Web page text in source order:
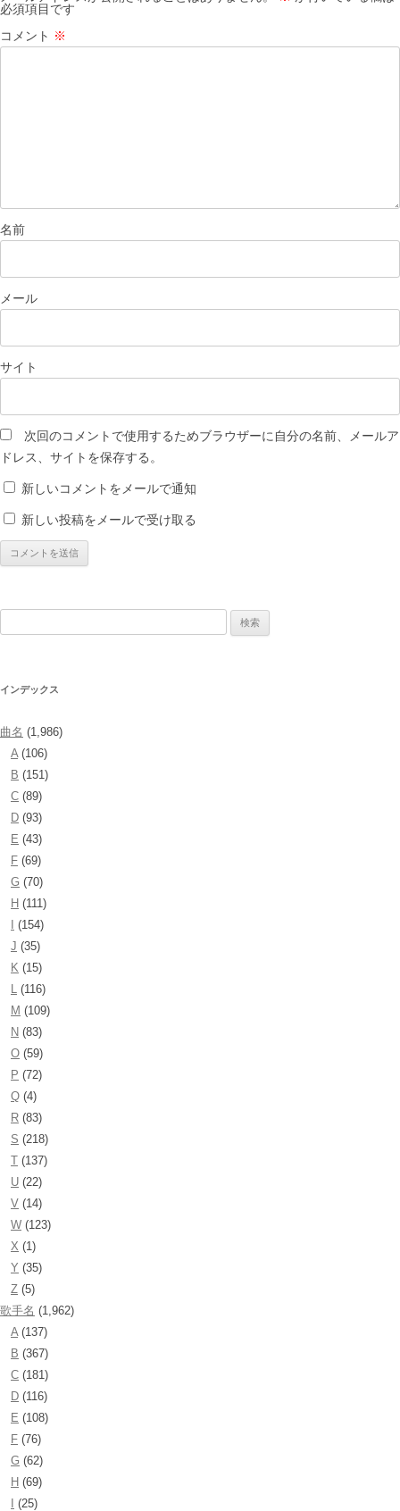
必須項目です
コメント ※
名前
メール
サイト
次回のコメントで使用するためブラウザーに自分の名前、メールア
ドレス、サイトを保存する。
新しいコメントをメールで通知
新しい投稿をメールで受け取る
インデックス
曲名 (1,986)
A(106)
B (151)
C (89)
D (93)
E (43)
F (69)
G (70)
H (111)
(154)
J (35)
K (15)
L (116)
M (109)
N (83)
O (59)
P (72)
Q (4)
R (83)
S (218)
T (137)
U (22)
V (14)
W (123)
X (1)
Y (35)
Z (5)
歌手名 (1,962)
A(137)
B (367)
C (181)
D (116)
E (108)
F (76)
G (62)
H (69)
(25)